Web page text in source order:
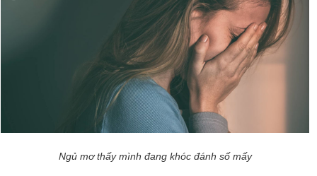
Ngủ mơ thấy mình đang khóc đánh số mấy